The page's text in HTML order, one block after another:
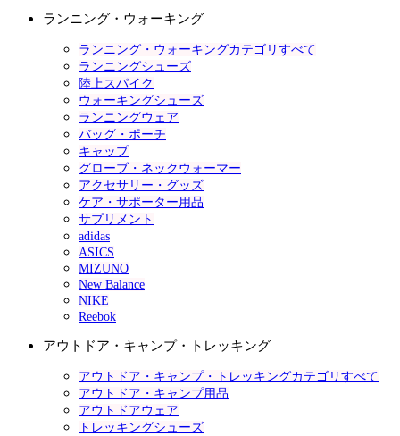
ランニング・ウォーキング
ランニング・ウォーキングカテゴリすべて
ランニングシューズ
陸上スパイク
ウォーキングシューズ
ランニングウェア
バッグ・ポーチ
キャップ
グローブ・ネックウォーマー
アクセサリー・グッズ
ケア・サポーター用品
サプリメント
adidas
ASICS
MIZUNO
New Balance
NIKE
Reebok
アウトドア・キャンプ・トレッキング
アウトドア・キャンプ・トレッキングカテゴリすべて
アウトドア・キャンプ用品
アウトドアウェア
トレッキングシューズ